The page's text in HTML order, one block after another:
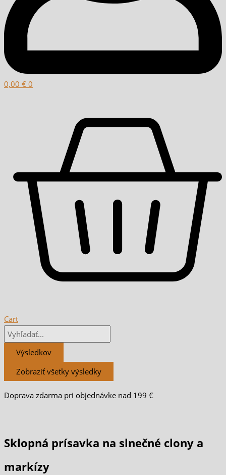
0,00 € 0
Cart
Výsledkov
Zobraziť všetky výsledky
Doprava zdarma pri objednávke nad 199 €
Sklopná prísavka na slnečné clony a
markízy